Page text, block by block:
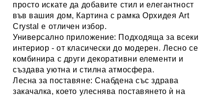
просто искате да добавите стил и елегантност
във вашия дом, Картина с рамка Орхидея Art
Crystal е отличен избор.
Универсално приложение: Подходяща за всеки
интериор - от класически до модерен. Лесно се
комбинира с други декоративни елементи и
създава уютна и стилна атмосфера.
Лесна за поставяне: Снабдена със здрава
закачалка, което улеснява поставянето ѝ на